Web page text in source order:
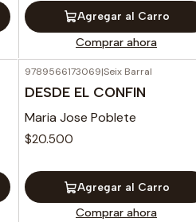
Agregar al Carro
Comprar ahora
9789566173069|Seix Barral
DESDE EL CONFIN
Maria Jose Poblete
$20.500
Agregar al Carro
Comprar ahora